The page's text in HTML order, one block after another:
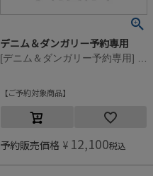
デニム＆ダンガリー予約専用
ご予約対象商品
予約販売価格 ¥ 12,100税込